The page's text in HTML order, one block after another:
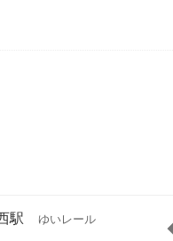
駅 ゆいレール